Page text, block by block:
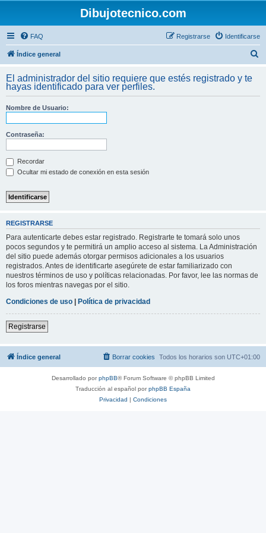
Dibujotecnico.com
FAQ Identificarse
Registrarse
Índice general
c
El administrador del sitio requiere que estés registrado y te
hayas identificado para ver perfiles.
Nombre de Usuario:
Contraseña:
Recordar
Ocultar mi estado de conexión en esta sesión
REGISTRARSE
Para autenticarte debes estar registrado. Registrarte te tomará solo unos
pocos segundos y te permitirá un amplio acceso al sistema. La Administración
del sitio puede además otorgar permisos adicionales a los usuarios
registrados. Antes de identificarte asegúrete de estar familiarizado con
nuestros términos de uso y políticas relacionadas. Por favor, lee las normas de
los foros mientras navegas por el sitio.
Condiciones de uso | Política de privacidad
Registrarse
Índice general Todos los horarios son UTC+01:00
Borrar cookies
Desarrollado porphpBB® Forum Software © phpBB Limited
Traducción al español porphpBB España
Privacidad | Condiciones